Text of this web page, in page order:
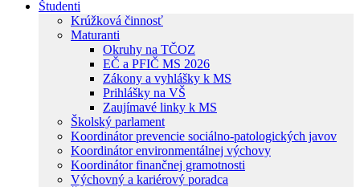
Študenti
Krúžková činnosť
Maturanti
Okruhy na TČOZ
EČ a PFIČ MS 2026
Zákony a vyhlášky k MS
Prihlášky na VŠ
Zaujímavé linky k MS
Školský parlament
Koordinátor prevencie sociálno-patologických javov
Koordinátor environmentálnej výchovy
Koordinátor finančnej gramotnosti
Výchovný a kariérový poradca